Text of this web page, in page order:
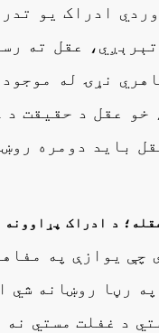
ادراک یو
عقل ته
نړۍ له
خو عقل د حقیقت د
باید دومره
د ادراک پړاوونه
چې یوازې په
رڼا روښانه شي
د غفلت مستي نه